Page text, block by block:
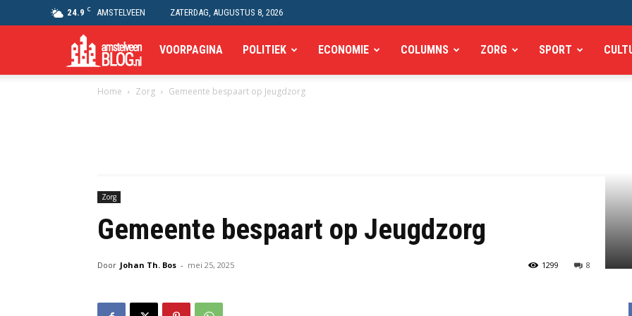
24.9 C AMSTELVEEN ZATERDAG, AUGUSTUS 8, 2026
Amstelveen
Blog
VOORPAGINA POLITIEK ECONOMIE COLUMNS ZORG SPORT
Home Zorg Gemeente bespaart op Jeugdzorg
Zorg
Gemeente bespaart op Jeugdzorg
Door Johan Th. Bos - mei 25, 2025 8
1299